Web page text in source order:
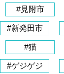
#見附市
#新発田市
#猫
#ゲジゲジ